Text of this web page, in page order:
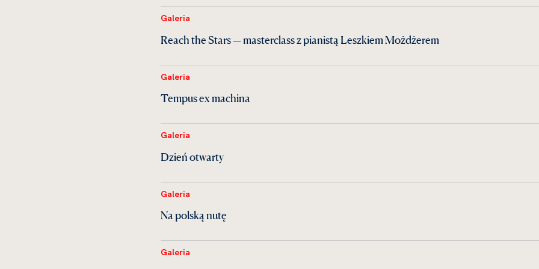
Galeria
Reach the Stars — masterclass z pianistą Leszkiem Możdżerem
Galeria
Tempus ex machina
Galeria
Dzień otwarty
Galeria
Na polską nutę
Galeria